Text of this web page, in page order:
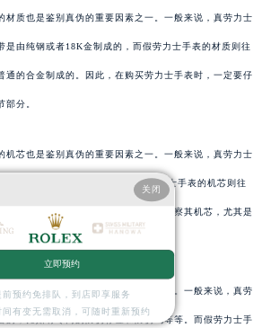
质也是鉴别真伪的重要因素之一。一般来说，真劳力士
是由纯钢或者18K金制成的，而假劳力士手表的材质则往
通的合金制成的。因此，在购买劳力士手表时，一定要仔
部分。
芯也是鉴别真伪的重要因素之一。一般来说，真劳力士
Valjoux等知名品牌生产的，而假劳力士手表的机芯则往
，在购买劳力士手表时，一定要仔细观察其机芯，尤其是
伪标识也是鉴别真伪的重要因素之一。一般来说，真劳
的，比如有专门的防伪标签和防伪码等等。而假劳力士手
关闭
立即预约
前预约免排队，到店即享服务
间有变无需取消，可随时重新预约